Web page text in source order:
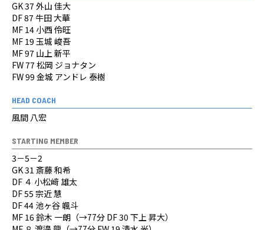
GK 37 外山 佳大
DF 87 牛田 大華
MF 14 小西 伶旺
MF 19 玉城 峻吾
MF 97 山上 新平
FW 77 松岡 ジョナタン
FW 99 金城 アンドレ 泰樹
HEAD COACH
風間 八宏
STARTING MEMBER
3－5－2
GK 31 斎藤 和希
DF ４ 小松﨑 雄太
DF 55 宗近 慧
DF 44 池ヶ谷 颯斗
MF 16 鈴木 一朗（→77分 DF 30 下上 昇大）